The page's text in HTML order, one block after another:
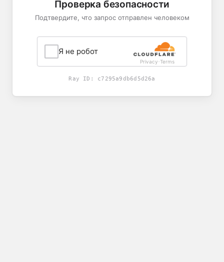
Проверка безопасности
Подтвердите, что запрос отправлен человеком
Я не робот
Privacy-Terms
Ray ID: c7295a9db6d5d26a